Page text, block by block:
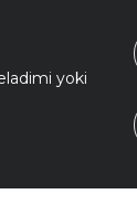
yoki